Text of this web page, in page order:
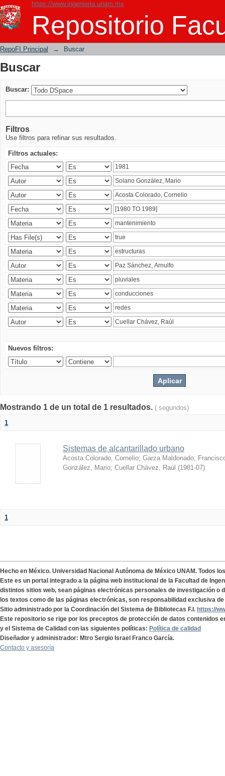
https://www.ingenieria.unam.mx
Repositorio
Buscar
RepoFI Principal → Buscar
Buscar
Buscar:
Filtros
Use filtros para refinar sus resultados.
Filtros actuales:
Nuevos filtros:
Mostrando 1 de un total de 1 resultados. ( segundos)
1
Sistemas de alcantarillado urbano
Acosta Colorado, Cornelio; Garza Maldonado,
González, Mario; Cuellar Chávez, Raúl (1981-07)
1
Hecho en México. Universidad Nacional Autónoma de México UNAM. Todos
Este es un portal integrado a la página web institucional de la Facultad de
distintos sitios web, sean páginas electrónicas personales de investigación o
los textos como de las páginas electrónicas, son responsabilidad exclusiva
Sitio administrado por la Coordinación del Sistema de Bibliotecas F.I. https://
Este repositorio se rige por los preceptos de protección de datos contenidos
y el Sistema de Calidad con las siguientes políticas: Política de calidad
Diseñador y administrador: Mtro Sergio Israel Franco García.
Contacto y asesoría